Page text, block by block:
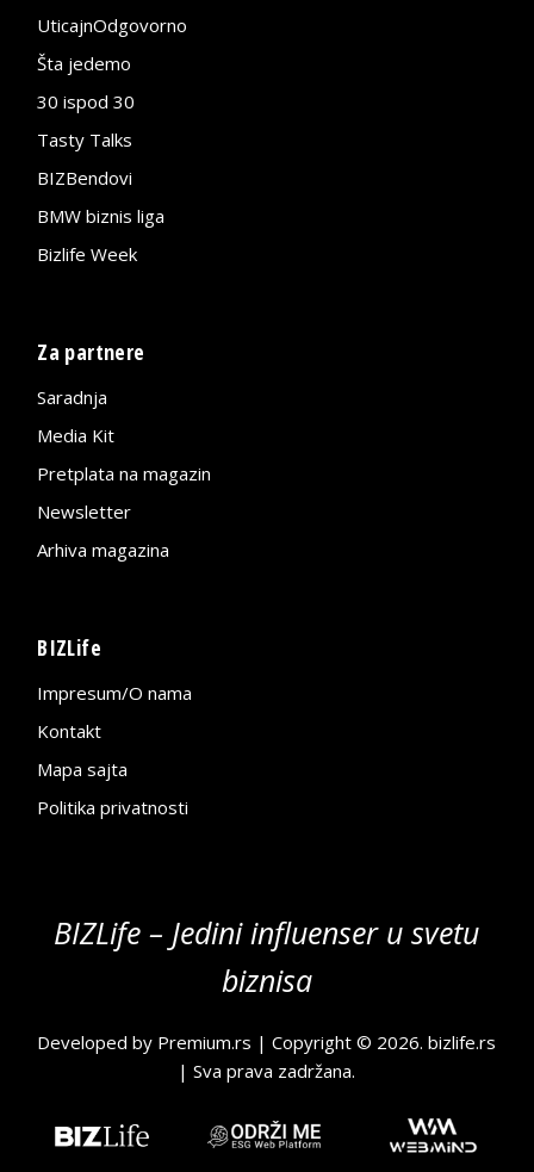
UticajnOdgovorno
Šta jedemo
30 ispod 30
Tasty Talks
BIZBendovi
BMW biznis liga
Bizlife Week
Za partnere
Saradnja
Media Kit
Pretplata na magazin
Newsletter
Arhiva magazina
BIZLife
Impresum/O nama
Kontakt
Mapa sajta
Politika privatnosti
BIZLife – Jedini influenser u svetu
biznisa
Developed by Premium.rs | Copyright © 2026.bizlife.rs
| Sva prava zadržana.